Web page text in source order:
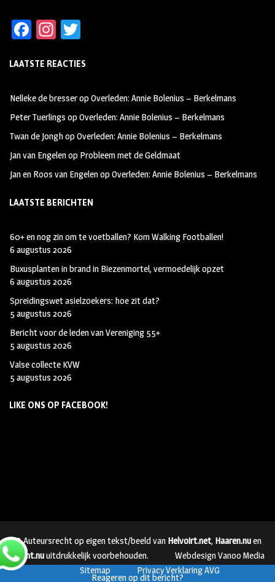
Fa
b
oo
k
In
ag
m
tt
LAATSTE REACTIES
Nelleke de bresseropOverleden: Annie Bolenius – Berkelmans
Peter Tuerlings opOverleden: Annie Bolenius – Berkelmans
Twan de JonghopOverleden: Annie Bolenius – Berkelmans
Jan van Engelenop Probleem met de Geldmaat
Jan en Roos van EngelenopOverleden: Annie Bolenius – Berkelmans
LAATSTE BERICHTEN
60+ en nog zin om te voetballen? Kom Walking Footballen!
6 augustus 2026
Buxusplanten in brand in Biezenmortel, vermoedelijk opzet
6 augustus 2026
Spreidingswet asielzoekers: hoe zit dat?
5 augustus 2026
Bericht voor de leden van Vereniging 55+
5 augustus 2026
Valse collecte KVW
5 augustus 2026
LIKE ONS OP FACEBOOK!
Reageren op dit bericht?
© Auteursrecht op eigen tekst/beeld van Helvoirt.net, Haaren.nuen
Vught.nuuitdrukkelijk voorbehouden.
Webdesign Vanoo Media
Sitemap
Privacy Verklaring AVG